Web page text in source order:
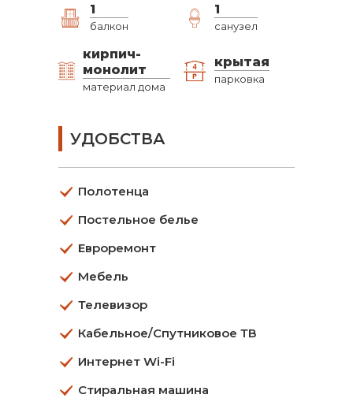
1
балкон
1
санузел
кирпич-
монолит
материал дома
крытая
парковка
УДОБСТВА
Полотенца
Постельное белье
Евроремонт
Мебель
Телевизор
Кабельное/Спутниковое ТВ
Интернет Wi-Fi
Стиральная машина